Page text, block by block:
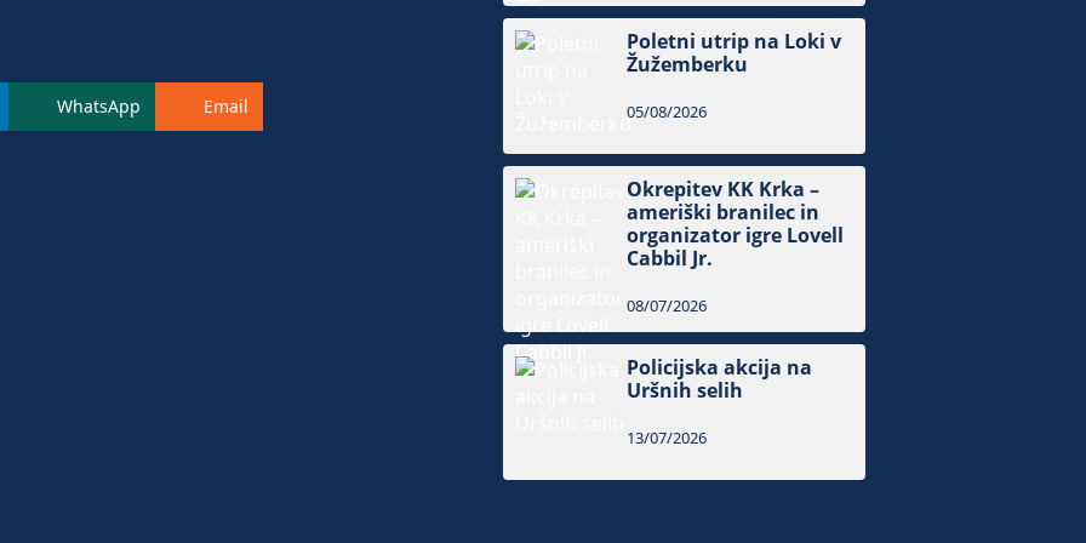
WhatsApp Email
Poletni utrip na Loki v
Žužemberku
05/08/2026
Okrepitev KK Krka –
ameriški branilec in
organizator igre Lovell
Cabbil Jr.
08/07/2026
Policijska akcija na
Uršnih selih
13/07/2026